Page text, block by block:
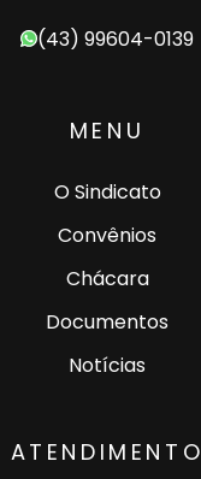
(43) 99604-0139
MENU
O Sindicato
Convênios
Chácara
Documentos
Notícias
ATENDIMENTO